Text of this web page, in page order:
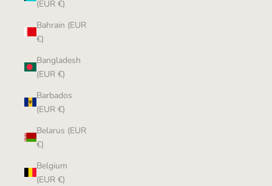
(EUR €)
Bahrain (EUR
€)
Bangladesh
(EUR €)
Barbados
(EUR €)
Belarus (EUR
€)
Belgium
(EUR €)